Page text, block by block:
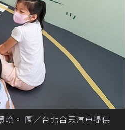
境。 圖／台北合眾汽車提供